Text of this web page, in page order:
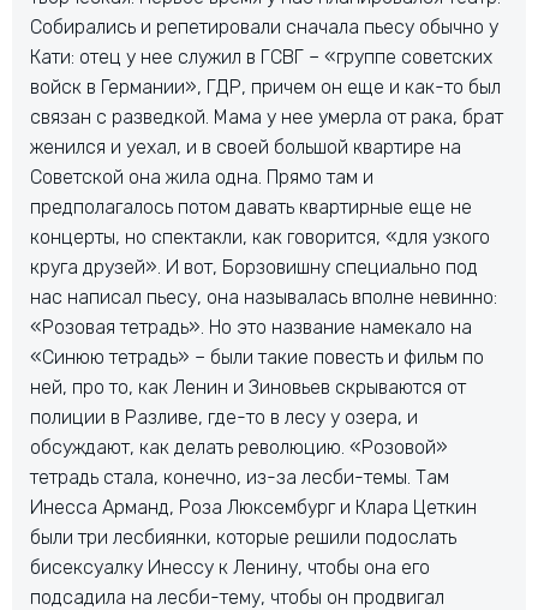
Собирались и репетировали сначала пьесу обычно у
Кати: отец у нее служил в ГСВГ – «группе советских
войск в Германии», ГДР, причем он еще и как-то был
связан с разведкой. Мама у нее умерла от рака, брат
женился и уехал, и в своей большой квартире на
Советской она жила одна. Прямо там и
предполагалось потом давать квартирные еще не
концерты, но спектакли, как говорится, «для узкого
круга друзей». И вот, Борзовишну специально под
нас написал пьесу, она называлась вполне невинно:
«Розовая тетрадь». Но это название намекало на
«Синюю тетрадь» – были такие повесть и фильм по
ней, про то, как Ленин и Зиновьев скрываются от
полиции в Разливе, где-то в лесу у озера, и
обсуждают, как делать революцию. «Розовой»
тетрадь стала, конечно, из-за лесби-темы. Там
Инесса Арманд, Роза Люксембург и Клара Цеткин
были три лесбиянки, которые решили подослать
бисексуалку Инессу к Ленину, чтобы она его
подсадила на лесби-тему, чтобы он продвигал